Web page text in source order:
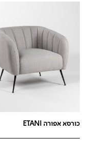
כורסא אפורה ETANI